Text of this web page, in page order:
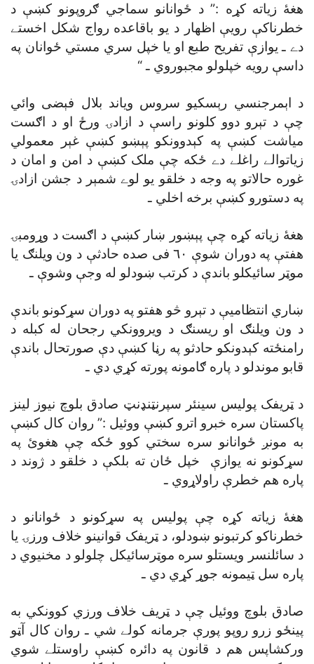
هغۀ زياته کړه :” د ځوانانو سماجي ګروپونو کښې د
خطرناکې رويې اظهار د يو باقاعده رواج شکل اخستے
دے ـ يوازې تفريح طبع او يا خپل سري مستي ځوانان په
داسې رويه خپلولو مجبوروي ـ “
د اېمرجنسي رېسکيو سروس وياند بلال فېضى وائي
چې د تېرو دوو کلونو راسې د ازادۍ ورځ او د اګست
مياشت کښې په کېدوونکو پېښو کښې غېر معمولي
زياتوالے راغلے دے ځکه چې ملک کښې د امن و امان د
غوره حالاتو په وجه د خلقو يو لوے شمېر د جشن ازادۍ
په دستورو کښې برخه اخلي ـ
هغۀ زياته کړه چې پېښور ښار کښې د اګست د وړومبۍ
هفتې په دوران شوې ٦٠ فى صده حادثې د ون ويلنګ يا
موټر سائيکلو باندې د کرتب ښودلو له وجې وشوې ـ
ښاري انتظاميې د تېرو څو هفتو په دوران سړکونو باندې
د ون ويلنګ او ريسنګ د ويروونکي رجحان له کبله د
رامنځته کېدونکو حادثو په رڼا کښې دې صورتحال باندې
قابو موندلو د پاره ګامونه پورته کړي دي ـ
د ټريفک پوليس سينئر سپرنټنډنټ صادق بلوچ نيوز لينز
پاکستان سره خبرو اترو کښې ووئيل :” روان کال کښې
به مونږ ځوانانو سره سختي کوو ځکه چې هغوئ په
سړکونو نه يوازې خپل ځان ته بلکې د خلقو د ژوند د
پاره هم خطرې راولاړوي ـ
هغۀ زياته کړه چې پوليس په سړکونو د ځوانانو د
خطرناکو کرتبونو ښودلو، د ټريفک قوانينو خلاف ورزۍ يا
د سائلنسر ويستلو سره موټرسائيکل چلولو د مخنيوي د
پاره سل ټيمونه جوړ کړي دي ـ
صادق بلوچ ووئيل چې د ټريف خلاف ورزي کوونکي به
پينځو زرو روپو پورې جرمانه کولے شي ـ روان کال آټو
ورکشاپس هم د قانون په دائره کښې راوستلے شوي